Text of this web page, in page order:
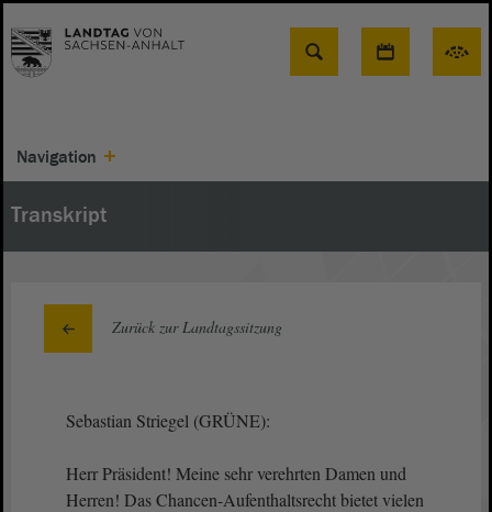
Suche
Navigation
Transkript
Zurück zur Landtagssitzung
Sebastian Striegel (GRÜNE):
Herr Präsident! Meine sehr verehrten Damen und
Herren! Das Chancen-Aufenthaltsrecht bietet vielen